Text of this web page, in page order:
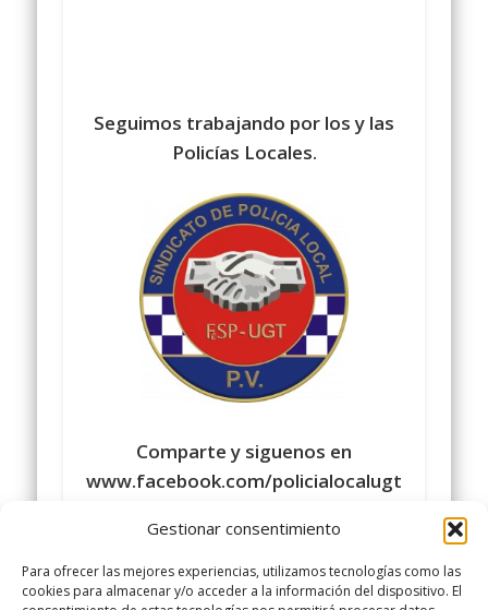
Gestionar consentimiento
Para ofrecer las mejores experiencias, utilizamos tecnologías como las
cookies para almacenar y/o acceder a la información del dispositivo. El
Seguimos trabajando por los y las
Policías Locales.
Comparte y siguenos en
www.facebook.com/policialocalugt
www.policialocalugt.es